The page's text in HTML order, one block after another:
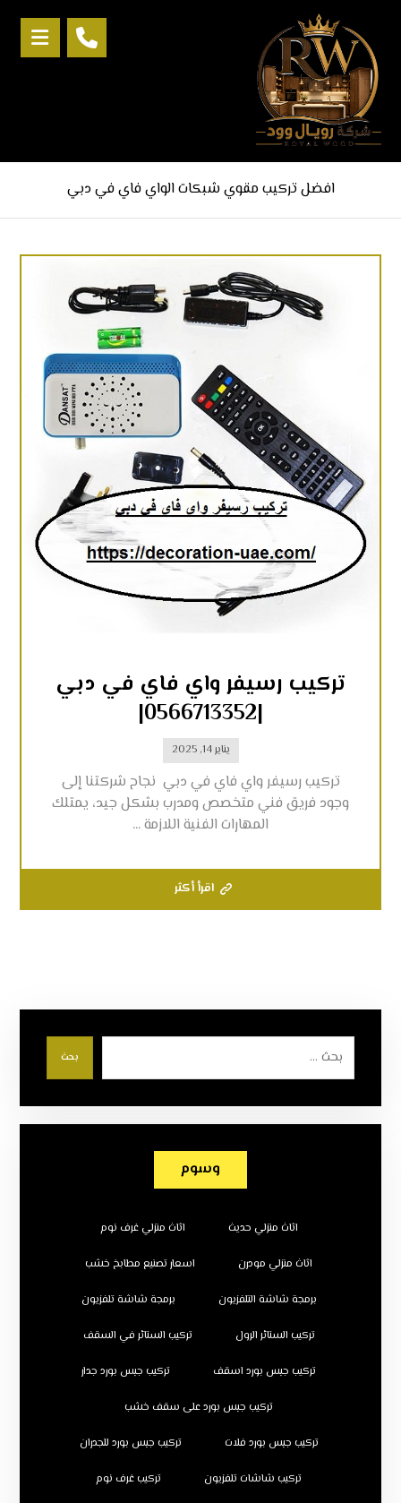
افضل تركيب مقوي شبكات الواي فاي في دبي
تركيب رسيفر واي فاي في دبي
|0566713352|
يناير 14, 2025
تركيب رسيفر واي فاي في دبي نجاح شركتنا إلى
وجود فريق فني متخصص ومدرب بشكل جيد، يمتلك
المهارات الفنية اللازمة ...
اقرأ أكثر
بحث
وسوم
اثاث منزلي حديث اثاث منزلي غرف نوم
اثاث منزلي مودرن اسعار تصنيع مطابخ خشب
برمجة شاشة التلفزيون برمجة شاشة تلفزيون
تركيب الستائر الرول تركيب الستائر في السقف
تركيب جبس بورد اسقف تركيب جبس بورد جدار
تركيب جبس بورد على سقف خشب
تركيب جبس بورد فلات تركيب جبس بورد للجدران
تركيب شاشات تلفزيون تركيب غرف نوم